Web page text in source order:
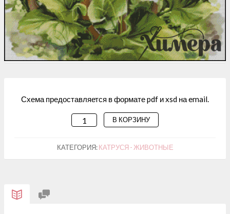
Схема предоставляется в формате pdf и xsd на email.
КОЛИЧЕСТВО
СХЕМА
ДЛЯ
В КОРЗИНУ
КАТЕГОРИЯ:КАТРУСЯ - ЖИВОТНЫЕ